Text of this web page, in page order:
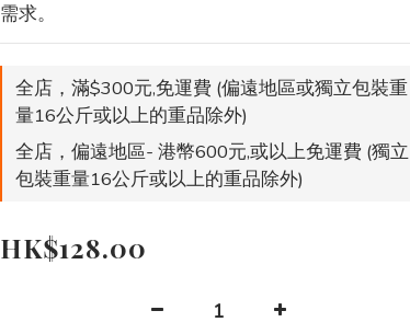
需求。
全店，滿$300元,免運費 (偏遠地區或獨立包裝重
量16公斤或以上的重品除外)
全店，偏遠地區- 港幣600元,或以上免運費 (獨立
包裝重量16公斤或以上的重品除外)
HK$128.00